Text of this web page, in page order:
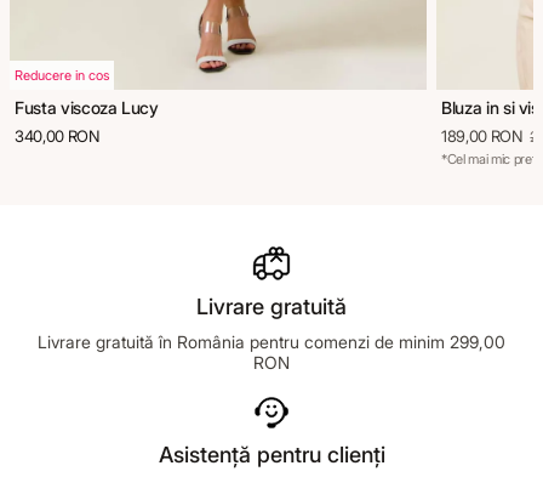
Reducere in cos
Fusta viscoza Lucy
340,00 RON
Bluza in si
189,00 RON
*Cel mai mic preț
Livrare gratuită
Livrare gratuită în România pentru comenzi de minim 299,00
RON
Asistență pentru clienți